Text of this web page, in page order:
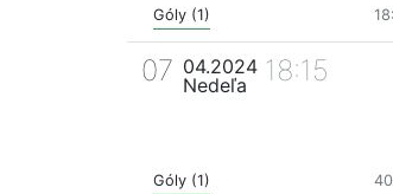
Góly (1)
07 04.2024
Nedeľa
18:15
Góly (1)